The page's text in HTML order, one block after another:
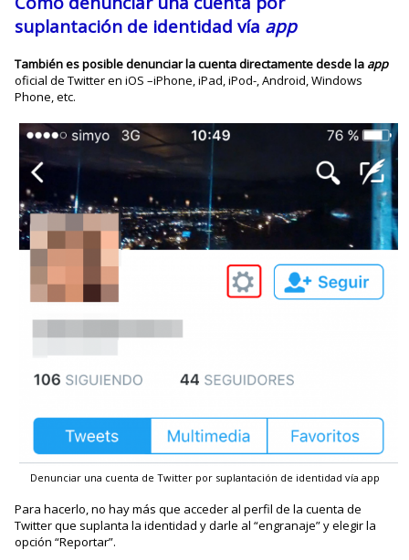
suplantación de identidad vía app
También es posible denunciar la cuenta directamente desde la app
oficial de Twitter en iOS –iPhone, iPad, iPod-, Android, Windows
Phone, etc.
Denunciar una cuenta de Twitter por suplantación de identidad vía app
Para hacerlo, no hay más que acceder al perfil de la cuenta de
Twitter que suplanta la identidad y darle al “engranaje” y elegir la
opción “Reportar”.